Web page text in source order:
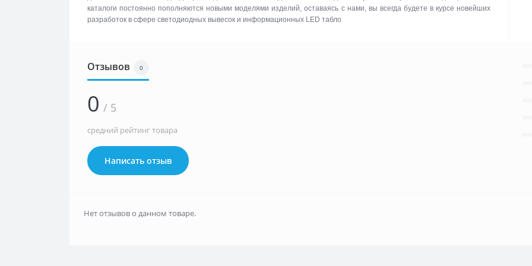
каталоги постоянно пополняются новыми моделями изделий, оставаясь с нами, вы всегда будете в курсе новейших
разработок в сфере светодиодных вывесок и информационных LED табло
Отзывов 0
0 / 5
средний рейтинг товара
Написать отзыв
Нет отзывов о данном товаре.